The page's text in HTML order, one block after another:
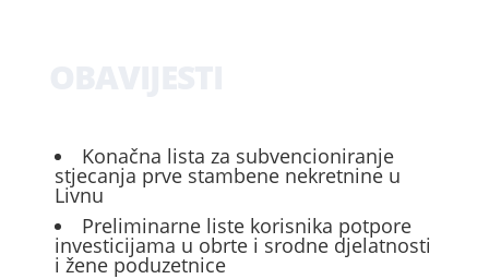
Konačna lista za subvencioniranje
stjecanja prve stambene nekretnine u
Livnu
Preliminarne liste korisnika potpore
investicijama u obrte i srodne djelatnosti
i žene poduzetnice